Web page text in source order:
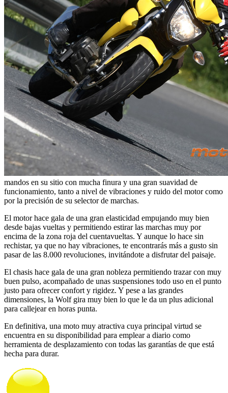
mandos en su sitio con mucha finura y una gran suavidad de
funcionamiento, tanto a nivel de vibraciones y ruido del motor como
por la precisión de su selector de marchas.
El motor hace gala de una gran elasticidad empujando muy bien
desde bajas vueltas y permitiendo estirar las marchas muy por
encima de la zona roja del cuentavueltas. Y aunque lo hace sin
rechistar, ya que no hay vibraciones, te encontrarás más a gusto sin
pasar de las 8.000 revoluciones, invitándote a disfrutar del paisaje.
El chasis hace gala de una gran nobleza permitiendo trazar con muy
buen pulso, acompañado de unas suspensiones todo uso en el punto
justo para ofrecer confort y rigidez. Y pese a las grandes
dimensiones, la Wolf gira muy bien lo que le da un plus adicional
para callejear en horas punta.
En definitiva, una moto muy atractiva cuya principal virtud se
encuentra en su disponibilidad para emplear a diario como
herramienta de desplazamiento con todas las garantías de que está
hecha para durar.